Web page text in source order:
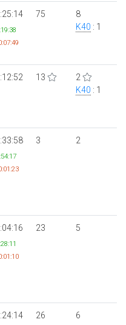
75
8
K40 : 1
13
2
K40 : 1
3 2
23 5
26 6